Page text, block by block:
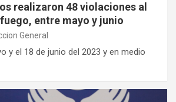
realizaron 48 violaciones al
entre mayo y junio
General
y el 18 de junio del 2023 y en medio